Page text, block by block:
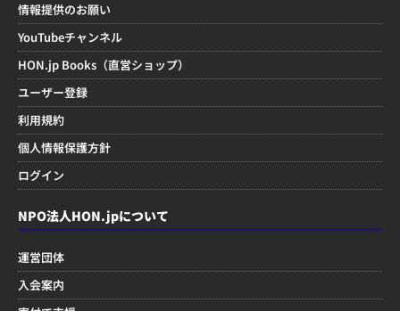
情報提供のお願い
YouTubeチャンネル
HON.jp Books（直営ショップ）
ユーザー登録
利用規約
個人情報保護方針
ログイン
NPO法人HON.jpについて
運営団体
入会案内